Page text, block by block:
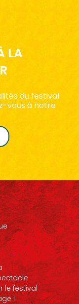
LA
du festival
vous à notre
le festival
!